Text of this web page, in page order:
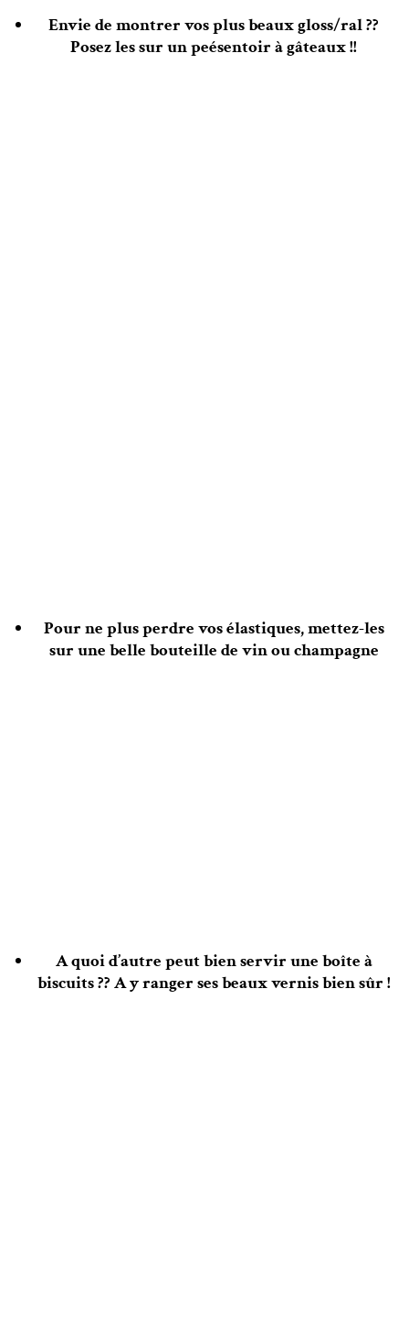
Envie de montrer vos plus beaux gloss/ral ??
Posez les sur un peésentoir à gâteaux !!
Pour ne plus perdre vos élastiques, mettez-les
sur une belle bouteille de vin ou champagne
A quoi d’autre peut bien servir une boîte à
biscuits ?? A y ranger ses beaux vernis bien sûr !